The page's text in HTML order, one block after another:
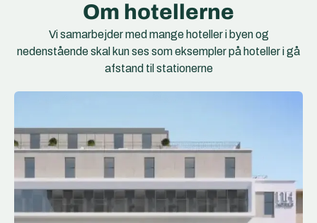
Om hotellerne
Vi samarbejder med mange hoteller i byen og
nedenstående skal kun ses som eksempler på hoteller i gå
afstand til stationerne